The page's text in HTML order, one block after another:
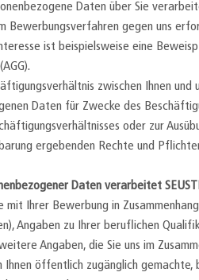
Daten über Sie
Bewerbungsverfahren gegen uns
ist beispielsweise eine
zwischen Ihnen und
Daten für Zwecke des
oder zur
ergebenden Rechte und
Daten verarbeitet
Ihrer Bewerbung in
Angaben zu Ihrer beruflichen
Angaben, die Sie uns im
Ihnen öffentlich zugänglich